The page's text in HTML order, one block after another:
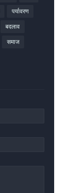
पर्यावरण
बदलाव
समाज